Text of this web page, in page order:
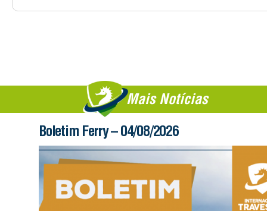
Mais Notícias
Boletim Ferry – 04/08/2026